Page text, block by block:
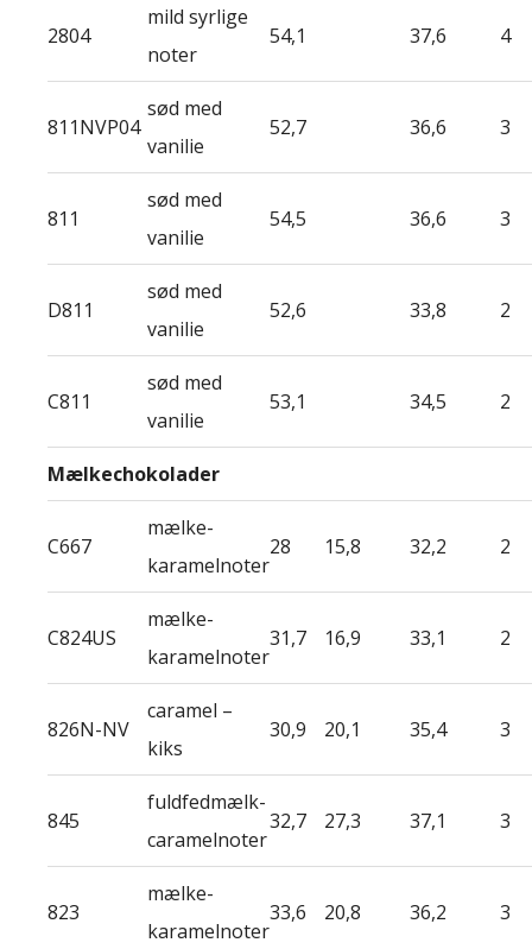
2804
mild syrlige
noter
54,1 37,6 4
811NVP04
sød med
vanilie
52,7 36,6 3
811
sød med
vanilie
54,5 36,6 3
D811
sød med
vanilie
52,6 33,8 2
C811
sød med
vanilie
53,1 34,5 2
Mælkechokolader
C667
mælke-
karamelnoter
28 15,8 32,2 2
C824US
mælke-
karamelnoter
31,7 16,9 33,1 2
826N-NV
caramel –
kiks
30,9 20,1 35,4 3
845
fuldfedmælk-
caramelnoter
32,7 27,3 37,1 3
823
mælke-
karamelnoter
33,6 20,8 36,2 3